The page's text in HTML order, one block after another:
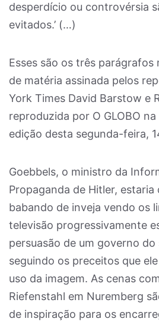
desperdício ou controvérsia
evitados.’ (…)
Esses são os três
de matéria assinada pelos
York Times David Barstow e
reproduzida por O GLOBO
edição desta segunda-feira,
Goebbels, o ministro da
Propaganda de Hitler,
babando de inveja vendo os
televisão progressivamente
persuasão de um governo do
seguindo os preceitos que
uso da imagem. As cenas
Riefenstahl em Nuremberg
de inspiração para os